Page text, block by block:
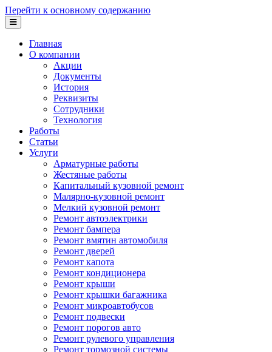
Перейти к основному содержанию
Главная
О компании
Акции
Документы
История
Реквизиты
Сотрудники
Технология
Работы
Статьи
Услуги
Арматурные работы
Жестяные работы
Капитальный кузовной ремонт
Малярно-кузовной ремонт
Мелкий кузовной ремонт
Ремонт автоэлектрики
Ремонт бампера
Ремонт вмятин автомобиля
Ремонт дверей
Ремонт капота
Ремонт кондиционера
Ремонт крыши
Ремонт крышки багажника
Ремонт микроавтобусов
Ремонт подвески
Ремонт порогов авто
Ремонт рулевого управления
Ремонт тормозной системы